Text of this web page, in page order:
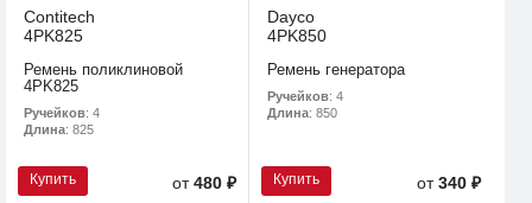
Contitech
4PK825
Ремень поликлиновой
4PK825
Ручейков: 4
Длина: 825
Купить от480 ₽
Dayco
4PK850
Ремень генератора
Ручейков: 4
Длина: 850
Купить от340 ₽